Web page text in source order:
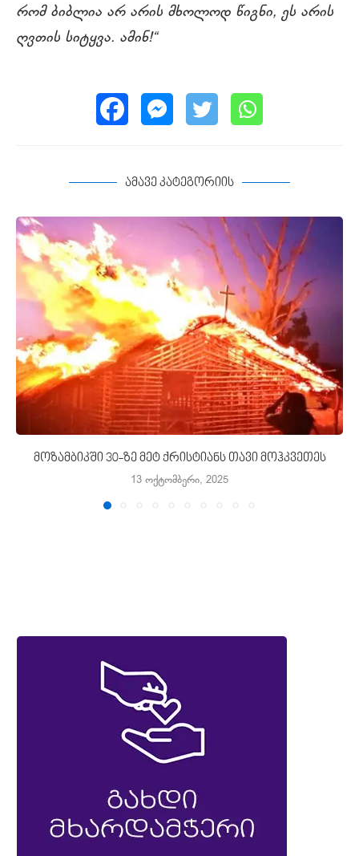
რომ ბიბლია არ არის მხოლოდ წიგნი, ეს არის
ღვთის სიტყვა. ამინ!“
ამავე კატეგორიის
მოზამბიკში 30-ზე მეტ ქრისტიანს თავი მოჰკვეთეს
13 ოქტომბერი, 2025